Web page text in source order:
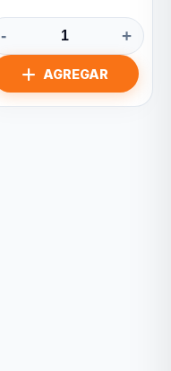
- +